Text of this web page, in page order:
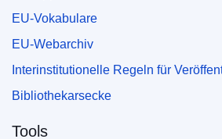
EU-Vokabulare
EU-Webarchiv
Interinstitutionelle Regeln für
Bibliothekarsecke
Tools